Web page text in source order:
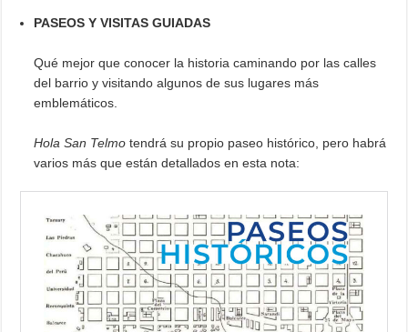
PASEOS Y VISITAS GUIADAS
Qué mejor que conocer la historia caminando por las calles
del barrio y visitando algunos de sus lugares más
emblemáticos.
Hola San Telmo tendrá su propio paseo histórico, pero habrá
varios más que están detallados en esta nota: